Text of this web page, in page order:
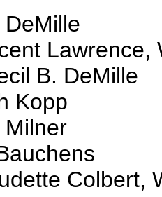
Lawrence,
B. DeMille
Kopp
Milner
Colbert,